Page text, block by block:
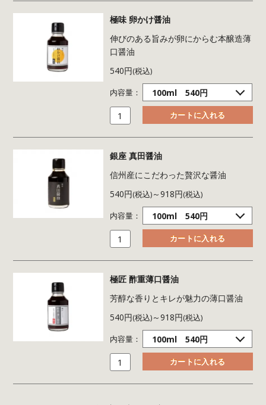
極味 卵かけ醤油
伸びのある旨みが卵にからむ本醸造薄
口醤油
540円(税込)
内容量：
銀座 真田醤油
信州産にこだわった贅沢な醤油
540円(税込)～918円(税込)
内容量：
極匠 酢重薄口醤油
芳醇な香りとキレが魅力の薄口醤油
540円(税込)～918円(税込)
内容量：